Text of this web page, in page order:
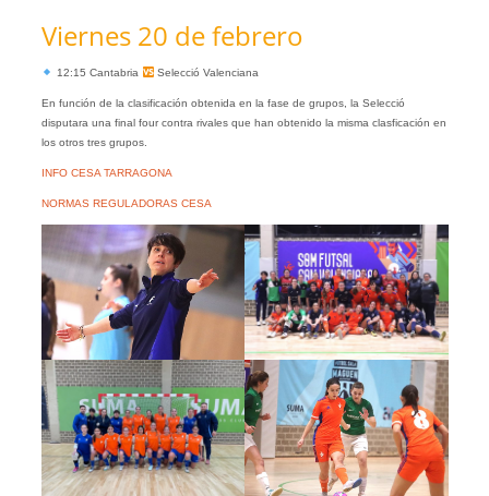
Viernes 20 de febrero
12:15 Cantabria Selecció Valenciana
En función de la clasificación obtenida en la fase de grupos, la Selecció
disputara una final four contra rivales que han obtenido la misma clasficación en
los otros tres grupos.
INFO CESA TARRAGONA
NORMAS REGULADORAS CESA